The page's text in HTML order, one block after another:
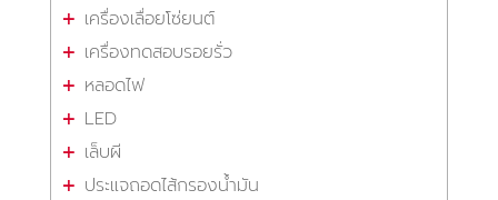
เครื่องเลื่อยโซ่ยนต์
เครื่องทดสอบรอยรั่ว
หลอดไฟ
LED
เล็บผี
ประแจถอดไส้กรองน้ำมัน